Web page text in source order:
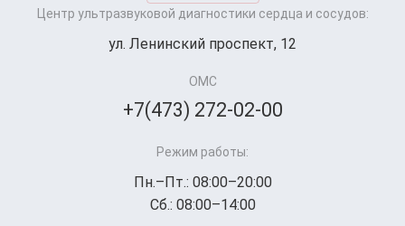
Центр ультразвуковой диагностики сердца и сосудов:
ул. Ленинский проспект, 12
ОМС
+7(473) 272-02-00
Режим работы:
Пн.–Пт.: 08:00–20:00
Сб.: 08:00–14:00